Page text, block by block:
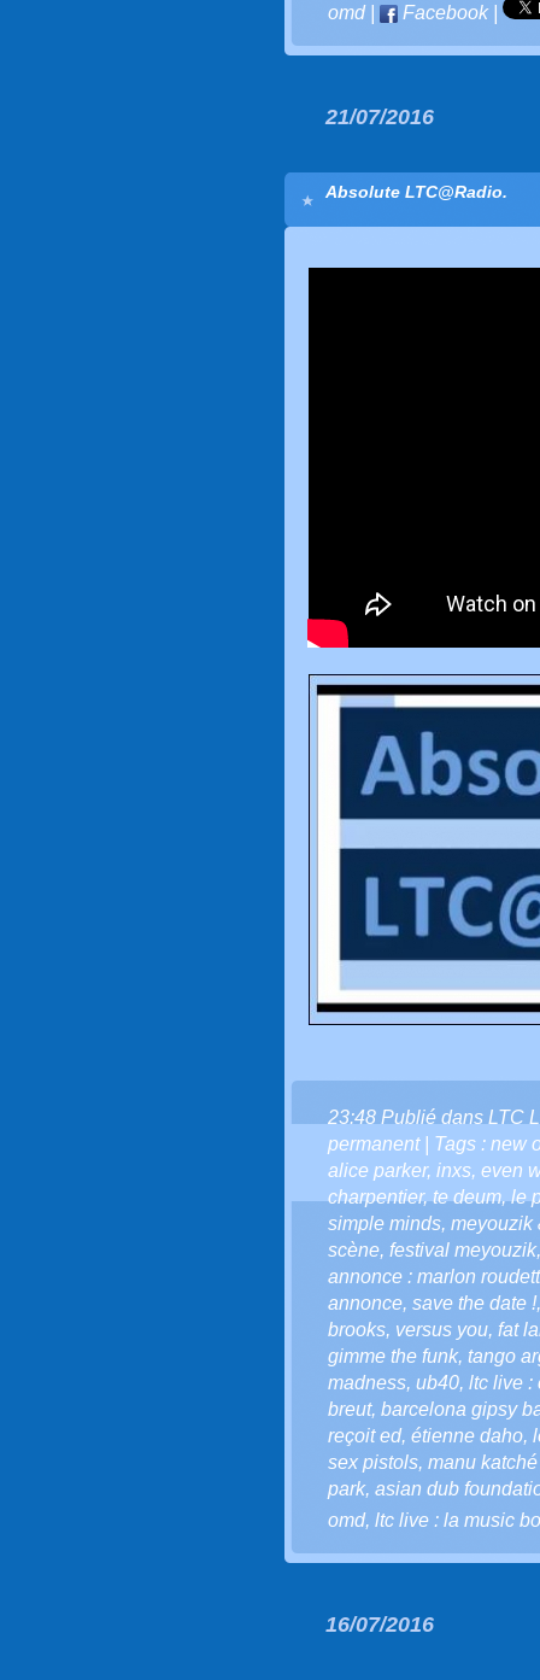
omd| Facebook|
21/07/2016
Absolute LTC@Radio.
23:48 Publié dans LTC
permanent| Tags : new
alice parker, inxs, even
charpentier,te deum,le
simple minds, meyouzik
scène, festival meyouzik
annonce : marlon
annonce, save the date !
brooks, versus you, fat
gimme the funk, tango
madness, ub40, ltc live :
breut, barcelona gipsy
reçoit ed, étienne daho,
sex pistols, manu
park, asian dub
omd, ltc live : la music
16/07/2016